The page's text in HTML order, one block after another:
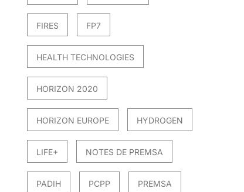
FIRES FP7
HEALTH TECHNOLOGIES
HORIZON 2020
HORIZON EUROPE HYDROGEN
LIFE+ NOTES DE PREMSA
PADIH PCPP PREMSA